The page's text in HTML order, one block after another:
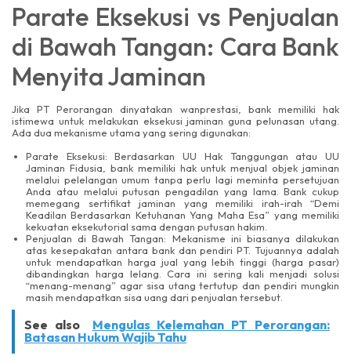
Parate Eksekusi vs Penjualan
di Bawah Tangan: Cara Bank
Menyita Jaminan
Jika PT Perorangan dinyatakan wanprestasi, bank memiliki hak
istimewa untuk melakukan eksekusi jaminan guna pelunasan utang.
Ada dua mekanisme utama yang sering digunakan:
Parate Eksekusi: Berdasarkan UU Hak Tanggungan atau UU
Jaminan Fidusia, bank memiliki hak untuk menjual objek jaminan
melalui pelelangan umum tanpa perlu lagi meminta persetujuan
Anda atau melalui putusan pengadilan yang lama. Bank cukup
memegang sertifikat jaminan yang memiliki irah-irah “Demi
Keadilan Berdasarkan Ketuhanan Yang Maha Esa” yang memiliki
kekuatan eksekutorial sama dengan putusan hakim.
Penjualan di Bawah Tangan: Mekanisme ini biasanya dilakukan
atas kesepakatan antara bank dan pendiri PT. Tujuannya adalah
untuk mendapatkan harga jual yang lebih tinggi (harga pasar)
dibandingkan harga lelang. Cara ini sering kali menjadi solusi
“menang-menang” agar sisa utang tertutup dan pendiri mungkin
masih mendapatkan sisa uang dari penjualan tersebut.
See also
Mengulas Kelemahan PT Perorangan:
Batasan Hukum Wajib Tahu